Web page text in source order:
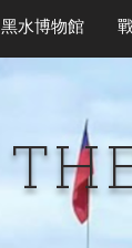
黑水博物館